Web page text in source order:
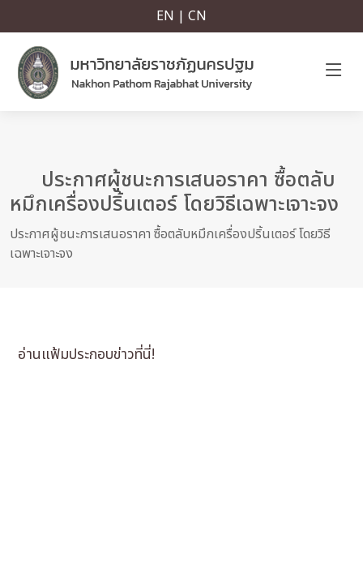
EN | CN
ประกาศผู้ชนะการเสนอราคา ซื้อตลับ
หมึกเครื่องปริ้นเตอร์ โดยวิธีเฉพาะเจาะจง
ประกาศผู้ชนะการเสนอราคา ซื้อตลับหมึกเครื่องปริ้นเตอร์ โดยวิธี
เฉพาะเจาะจง
อ่านแฟ้มประกอบข่าวที่นี่!